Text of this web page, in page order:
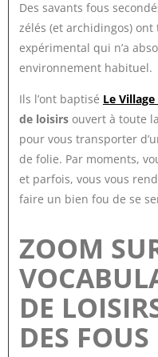
Des savants fous
zélés (et archidingos)
expérimental qui n’a
environnement habituel.
Ils l’ont baptisé Le
de loisirsouvert à toute la
pour vous transporter
de folie. Par moments,
et parfois, vous vous
faire un bien fou de se
ZOOM
DE
DES FOUS